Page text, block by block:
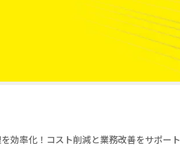
効率化！コスト削減と業務改善をサポート